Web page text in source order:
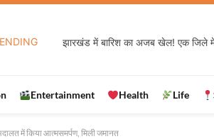
Entertainment Health Life
में किया आत्मसमर्पण, मिली जमानत